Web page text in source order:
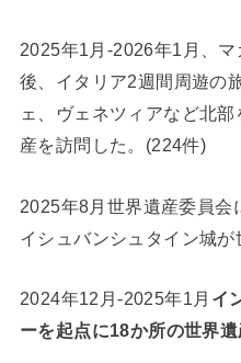
2025年1月-2026年1月、
後、イタリア2週間周遊の
ェ、ヴェネツィアなど北
産を訪問した。(224件)
2025年8月世界遺産委員会
イシュバンシュタイン城
2024年12月-2025年1月 イ
ーを起点に18か所の世界遺